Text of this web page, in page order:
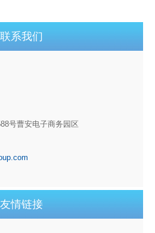
联系我们
号曹安电子商务园区
友情链接